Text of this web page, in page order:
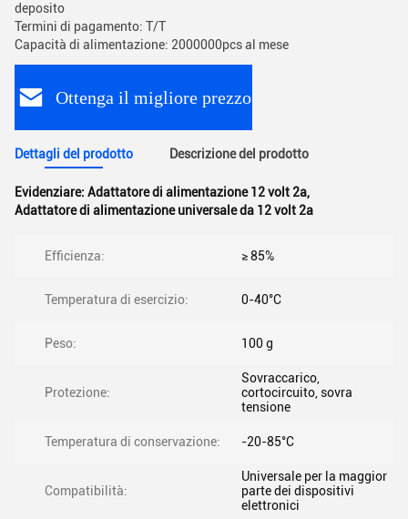
deposito
Termini di pagamento: T/T
Capacità di alimentazione: 2000000pcs al mese
Ottenga il migliore prezzo
Dettagli del prodotto Descrizione del prodotto
Evidenziare: Adattatore di alimentazione 12 volt 2a,
Adattatore di alimentazione universale da 12 volt 2a
Efficienza: ≥ 85%
Temperatura di esercizio: 0-40°C
Peso: 100 g
Protezione:
Sovraccarico,
cortocircuito, sovra
tensione
Temperatura di conservazione: -20-85°C
Compatibilità:
Universale per la maggior
parte dei dispositivi
elettronici